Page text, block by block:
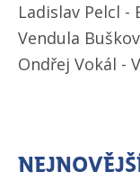
Ladislav Pelcl -
Vendula
Ondřej Vokál -